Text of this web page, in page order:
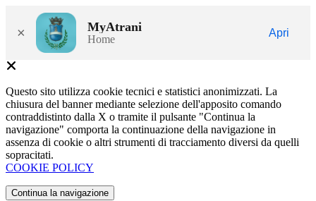
× MyAtrani
Home
Apri
Questo sito utilizza cookie tecnici e statistici anonimizzati. La
chiusura del banner mediante selezione dell'apposito comando
contraddistinto dalla X o tramite il pulsante "Continua la
navigazione" comporta la continuazione della navigazione in
assenza di cookie o altri strumenti di tracciamento diversi da quelli
sopracitati.
COOKIE POLICY
Continua la navigazione